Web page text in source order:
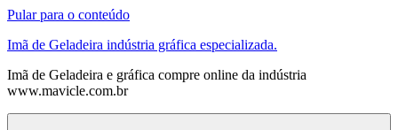
Pular para o conteúdo
Imã de Geladeira indústria gráfica especializada.
Imã de Geladeira e gráfica compre online da indústria
www.mavicle.com.br